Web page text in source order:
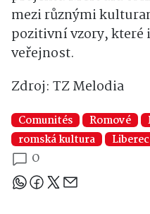
mezi různými
pozitivní vzory,
veřejnost.
Zdroj: TZ Melodia
Comunités Romové
romská kultura
Liberec
0
Sdílejte článek